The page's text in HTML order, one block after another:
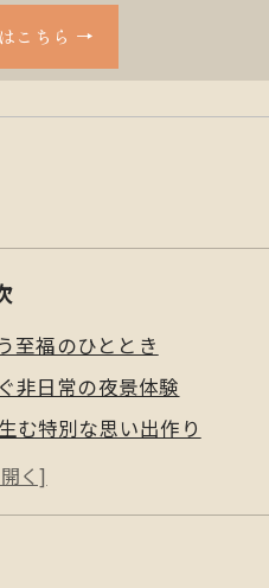
こちら
至福のひととき
非日常の夜景体験
む特別な思い出作り
で心満たす瞬間を堪能
う贅沢なディナー時間